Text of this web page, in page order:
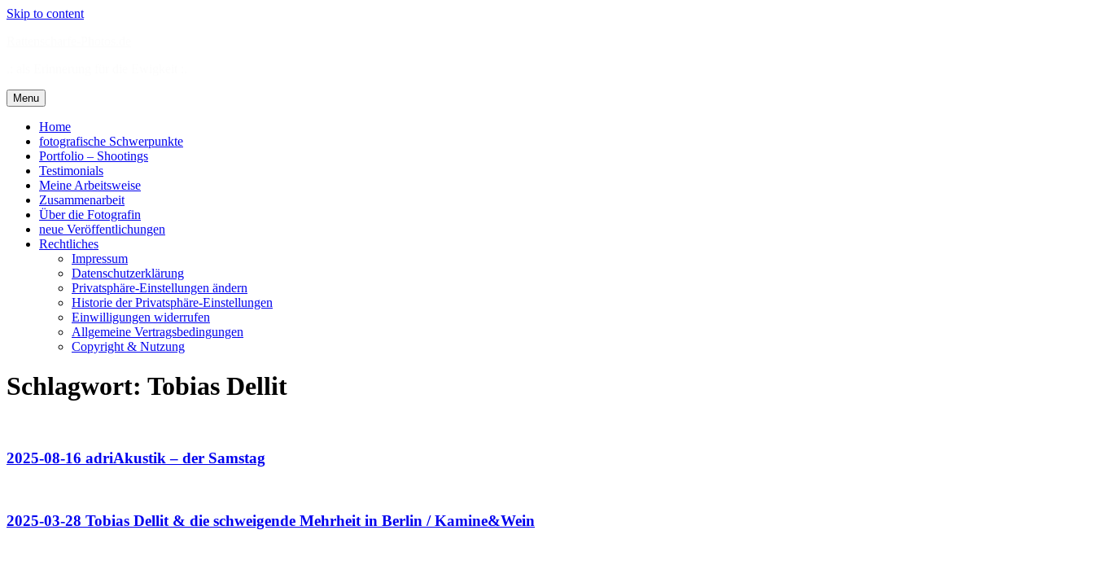
Skip to content
Menu
Home
fotografische Schwerpunkte
Portfolio – Shootings
Testimonials
Meine Arbeitsweise
Zusammenarbeit
Über die Fotografin
neue Veröffentlichungen
Rechtliches
Impressum
Datenschutzerklärung
Privatsphäre-Einstellungen ändern
Historie der Privatsphäre-Einstellungen
Einwilligungen widerrufen
Allgemeine Vertragsbedingungen
Copyright & Nutzung
Schlagwort: Tobias Dellit
2025-08-16 adriAkustik – der Samstag
2025-03-28 Tobias Dellit & die schweigende Mehrheit in Berlin / Kamine&Wein